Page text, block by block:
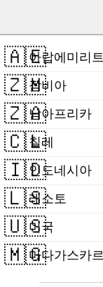
🇦🇪아랍에미리트
🇿🇲잠비아
🇿🇦남아프리카
🇨🇱
칠레
🇮🇩인도네시아
🇱🇸레소토
🇺🇸
미국
🇲🇬마다가스카르